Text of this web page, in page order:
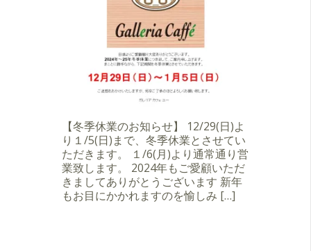
【冬季休業のお知らせ】 12/29(日)よ
り１/5(日)まで、冬季休業とさせてい
ただきます。 １/6(月)より通常通り営
業致します。 2024年もご愛顧いただ
きましてありがとうございます 新年
もお目にかかれますのを愉しみ […]